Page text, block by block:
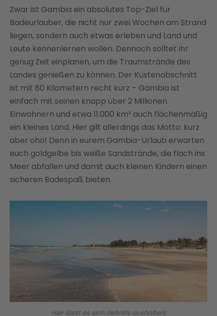
Zwar ist Gambia ein absolutes Top-Ziel für
Badeurlauber, die nicht nur zwei Wochen am Strand
liegen, sondern auch etwas erleben und Land und
Leute kennenlernen wollen. Dennoch solltet ihr
genug Zeit einplanen, um die Traumstrände des
Landes genießen zu können. Der Küstenabschnitt
ist mit 80 Kilometern recht kurz – Gambia ist
einfach mit seinen knapp über 2 Millionen
Einwohnern und etwa 11.000 km² auch flächenmäßig
ein kleines Land. Hier gilt allerdings das Motto: kurz
aber oho! Denn in eurem Gambia-Urlaub erwarten
euch goldgelbe bis weiße Sandstrände, die flach ins
Meer abfallen und damit auch kleinen Kindern einen
sicheren Badespaß bieten.
Hier lässt es sich definitiv aushalten!